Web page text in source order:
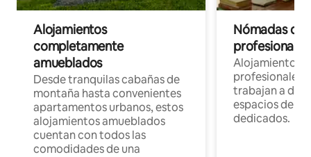
Alojamientos
completamente
amueblados
Desde tranquilas cabañas de
montaña hasta convenientes
apartamentos urbanos, estos
alojamientos amueblados
cuentan con todos las
comodidades de una
Nómadas
Alojamientos
profesionales
trabajan a
espacios de
dedicados.